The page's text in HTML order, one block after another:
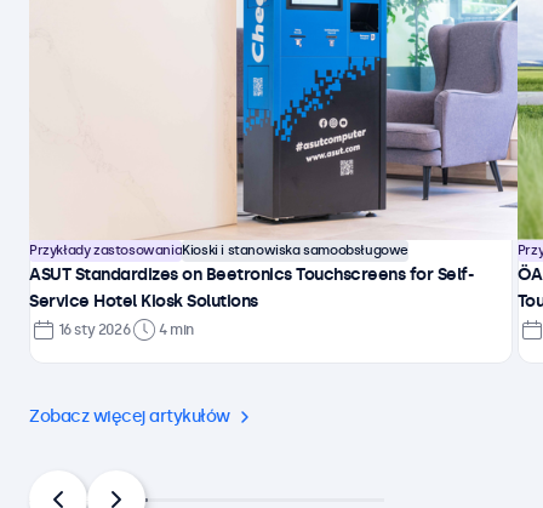
Zobacz więcej artykułów
Przykłady zastosowaniaKioski i stanowiska samoobsługowe
ASUT Standardizes on Beetronics Touchscreens for Self-
Service Hotel Kiosk Solutions
16 sty 2026 4 min